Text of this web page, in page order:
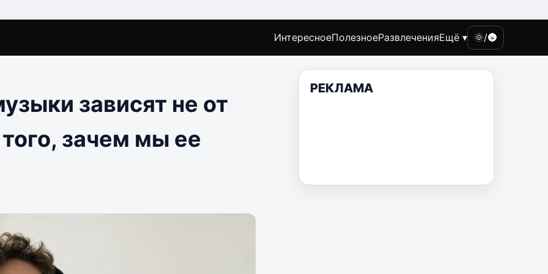
ИнтересноеПолезноеРазвлеченияЕщё ▾ 🌞/🌚
зависят не от
зачем мы ее
РЕКЛАМА